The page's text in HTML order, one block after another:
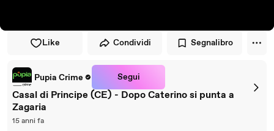
Like Condividi Segnalibro
Pupia Crime Segui
Casal di Principe (CE) - Dopo Caterino si punta a
Zagaria
15 anni fa